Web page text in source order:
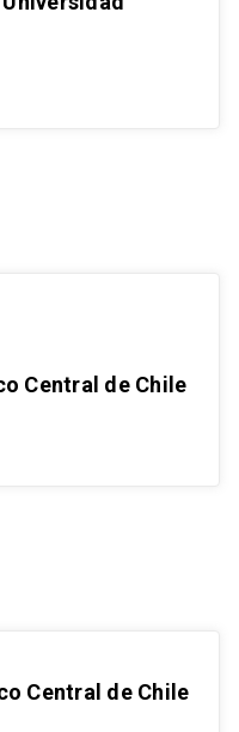
Central de Chile
Central de Chile